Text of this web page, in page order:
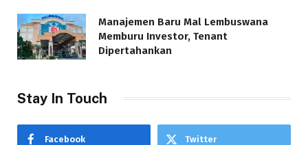
Manajemen Baru Mal Lembuswana
Memburu Investor, Tenant
Dipertahankan
Stay In Touch
Facebook Twitter